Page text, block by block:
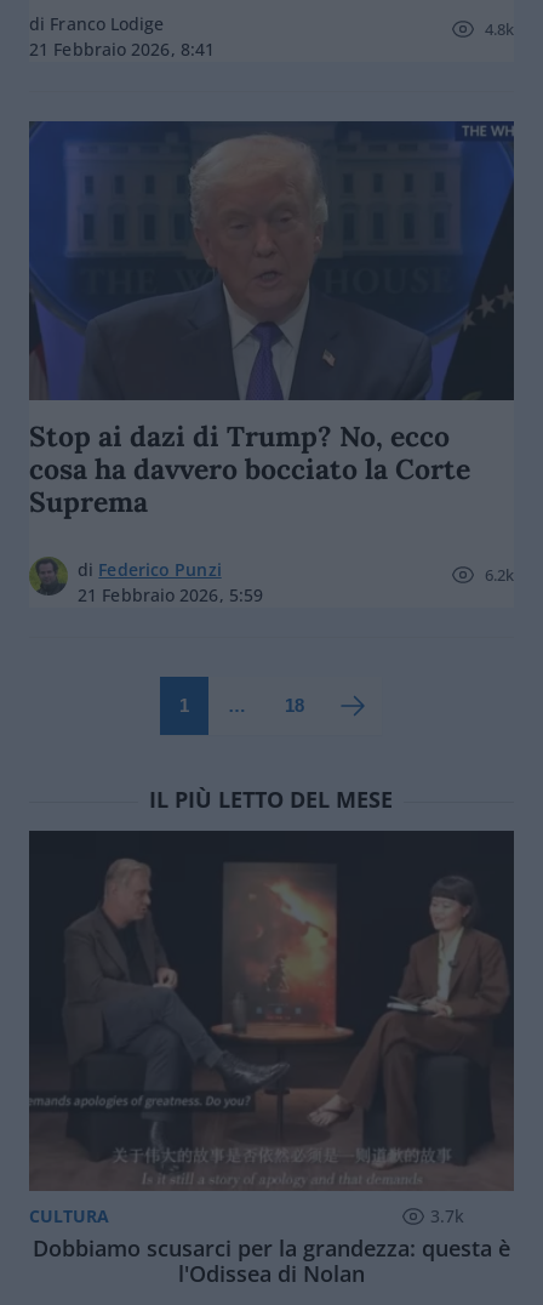
di Franco Lodige
21 Febbraio 2026, 8:41
4.8k
Stop ai dazi di Trump? No, ecco
cosa ha davvero bocciato la Corte
Suprema
di Federico Punzi
21 Febbraio 2026, 5:59
6.2k
1 … 18
IL PIÙ LETTO DEL MESE
CULTURA 3.7k
Dobbiamo scusarci per la grandezza: questa è
l'Odissea di Nolan